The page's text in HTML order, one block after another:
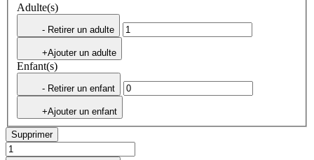
Adulte(s)
- Retirer un adulte
+Ajouter un adulte
Enfant(s)
- Retirer un enfant
+Ajouter un enfant
Supprimer